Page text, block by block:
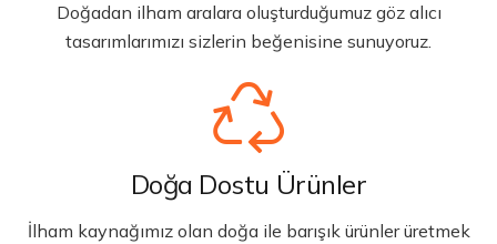
Doğadan ilham aralara oluşturduğumuz göz alıcı
tasarımlarımızı sizlerin beğenisine sunuyoruz.
Doğa Dostu Ürünler
İlham kaynağımız olan doğa ile barışık ürünler üretmek